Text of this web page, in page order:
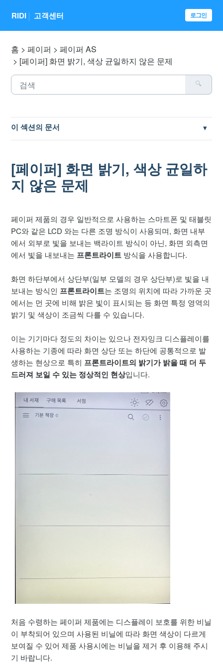
RIDI 고객센터 로그인
홈 페이퍼
페이퍼 AS
[페이퍼] 화면 밝기, 색상 균일하지 않은 문제
이 섹션의 문서
[페이퍼] 제품 품질 보증 기간
[페이퍼] 제품 품질 보증 서비스 기준
[페이퍼] 불량 화소 기준(White, Black Spot)
[페이퍼] 펌웨어 개조(루팅 등)로 인한 고장 및 AS
[페이퍼] 물리 버튼 문제
[페이퍼] 화면 전환 시 검은색으로 깜박 거리는 현상
[페이퍼] 화면 밝기, 색상 균일하지 않은 문제
더보기
[페이퍼] 화면 밝기, 색상 균일하
지 않은 문제
페이퍼 제품의 경우 일반적으로 사용하는 스마트폰 및 태블릿
PC와 같은 LCD 와는 다른 조명 방식이 사용되며, 화면 내부
에서 외부로 빛을 보내는 백라이트 방식이 아닌, 화면 외측면
에서 빛을 내보내는 프론트라이트 방식을 사용합니다.
화면 하단부에서 상단부(일부 모델의 경우 상단부)로 빛을 내
보내는 방식인 프론트라이트는 조명의 위치에 따라 가까운 곳
에서는 먼 곳에 비해 밝은 빛이 표시되는 등 화면 특정 영역의
밝기 및 색상이 조금씩 다를 수 있습니다.
이는 기기마다 정도의 차이는 있으나 전자잉크 디스플레이를
사용하는 기종에 따라 화면 상단 또는 하단에 공통적으로 발
생하는 현상으로 특히 프론트라이트의 밝기가 밝을 때 더 두
드러져 보일 수 있는 정상적인 현상입니다.
처음 수령하는 페이퍼 제품에는 디스플레이 보호를 위한 비닐
이 부착되어 있으며 사용된 비닐에 따라 화면 색상이 다르게
보여질 수 있어 제품 사용시에는 비닐을 제거 후 이용해 주시
기 바랍니다.